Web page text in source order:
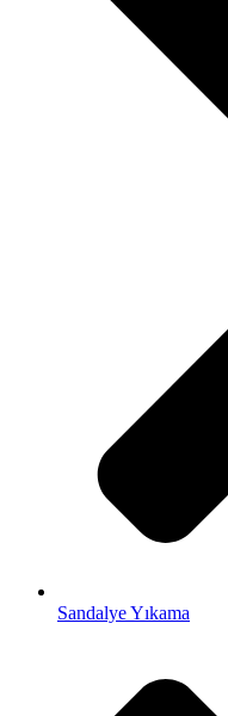
Sandalye Yıkama